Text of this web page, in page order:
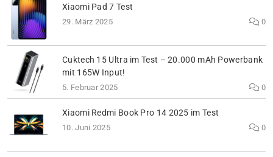
Xiaomi Pad 7 Test
29. März 2025 0
Cuktech 15 Ultra im Test – 20.000 mAh Powerbank
mit 165W Input!
5. Februar 2025 0
Xiaomi Redmi Book Pro 14 2025 im Test
10. Juni 2025 0